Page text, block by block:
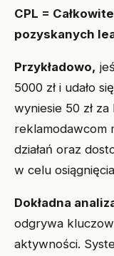
CPL =
pozyskanych
Przykładowo,
5000 zł i udało
wyniesie 50 zł
reklamodawcom
działań oraz
w celu
Dokładna
odgrywa
aktywności.